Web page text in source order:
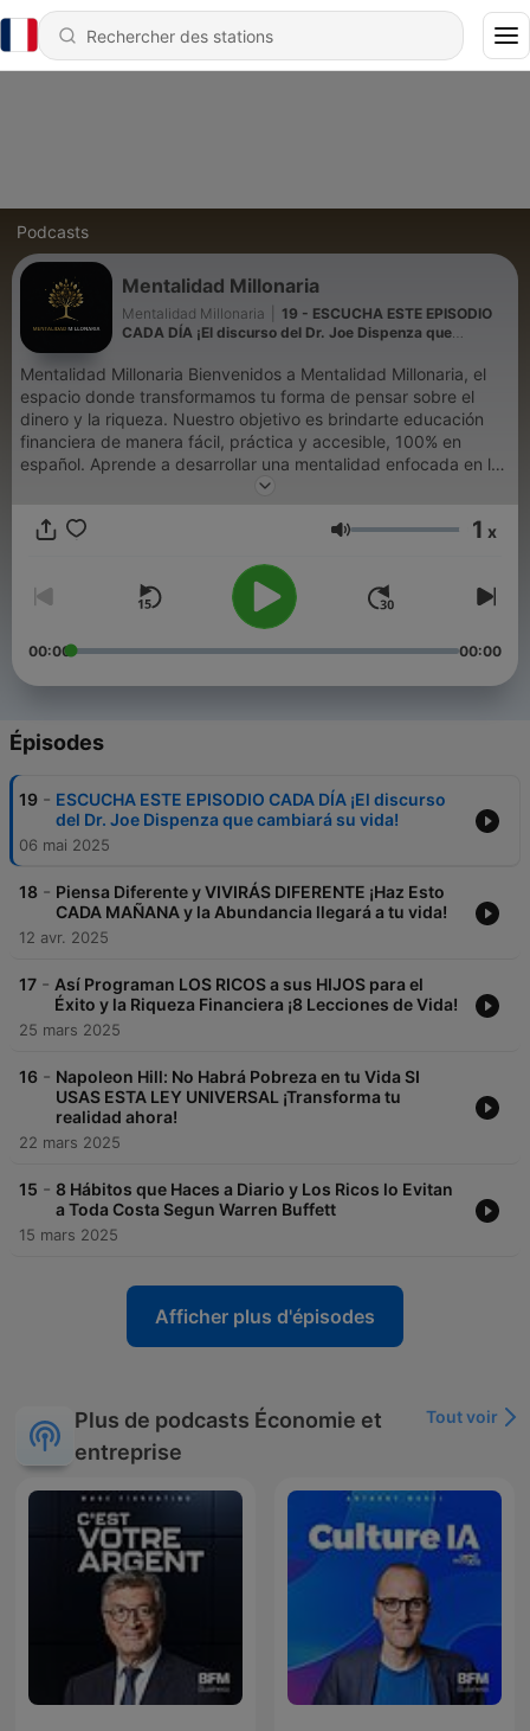
Podcasts
Mentalidad Millonaria
Mentalidad Millonaria
19 - ESCUCHA ESTE EPISODIO
CADA DÍA ¡El discurso del Dr. Joe Dispenza que
Mentalidad Millonaria Bienvenidos a Mentalidad Millonaria, el
espacio donde transformamos tu forma de pensar sobre el
dinero y la riqueza. Nuestro objetivo es brindarte educación
financiera de manera fácil, práctica y accesible, 100% en
español. Aprende a desarrollar una mentalidad enfocada en la
generación de riqueza, mejora tu inteligencia financiera y toma
profesional. En cada episodio y video, te acercamos
para ayudarte. Contáctanos a través de nuestro correo para
mentalidadmillonariapodcast@gmail.com Suscríbete y únete a
hacia tu libertad financiera comienza aquí! educación
financiera, gestión del dinero, ahorro efectivo, mentalidad
millonaria, generación de riqueza, inteligencia financiera,
emprendimiento exitoso, planificación financiera, ingresos
pasivos, desarrollo financiero, finanzas para principiantes,
consejos financieros, finanzas en español, finanzas para
jóvenes, finanzas para emprendedores, finanzas para mujeres,
finanzas para familias
Volume 1 x
00:00 00:00
Épisodes
19 - ESCUCHA ESTE EPISODIO CADA DÍA ¡El discurso
del Dr. Joe Dispenza que cambiará su vida!
06 mai 2025
18 - Piensa Diferente y VIVIRÁS DIFERENTE ¡Haz Esto
CADA MAÑANA y la Abundancia llegará a tu vida!
12 avr. 2025
17 - Así Programan LOS RICOS a sus HIJOS para el
Éxito y la Riqueza Financiera ¡8 Lecciones de Vida!
25 mars 2025
16 - Napoleon Hill: No Habrá Pobreza en tu Vida SI
USAS ESTA LEY UNIVERSAL ¡Transforma tu
realidad ahora!
22 mars 2025
15 - 8 Hábitos que Haces a Diario y Los Ricos lo Evitan
a Toda Costa Segun Warren Buffett
15 mars 2025
Afficher plus d'épisodes
Plus de podcasts Économie et
entreprise
Tout voir